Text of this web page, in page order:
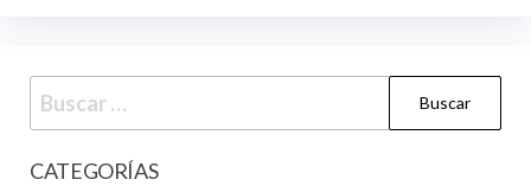
CATEGORÍAS